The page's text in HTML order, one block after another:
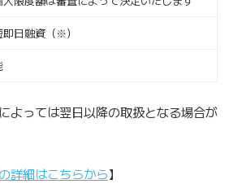
即日融資（※）
よっては翌日以降の取扱となる場合が
詳細はこちらから】